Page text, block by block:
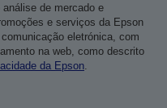
de mercado e
e serviços da Epson
eletrónica, com
na web, como descrito
da Epson.